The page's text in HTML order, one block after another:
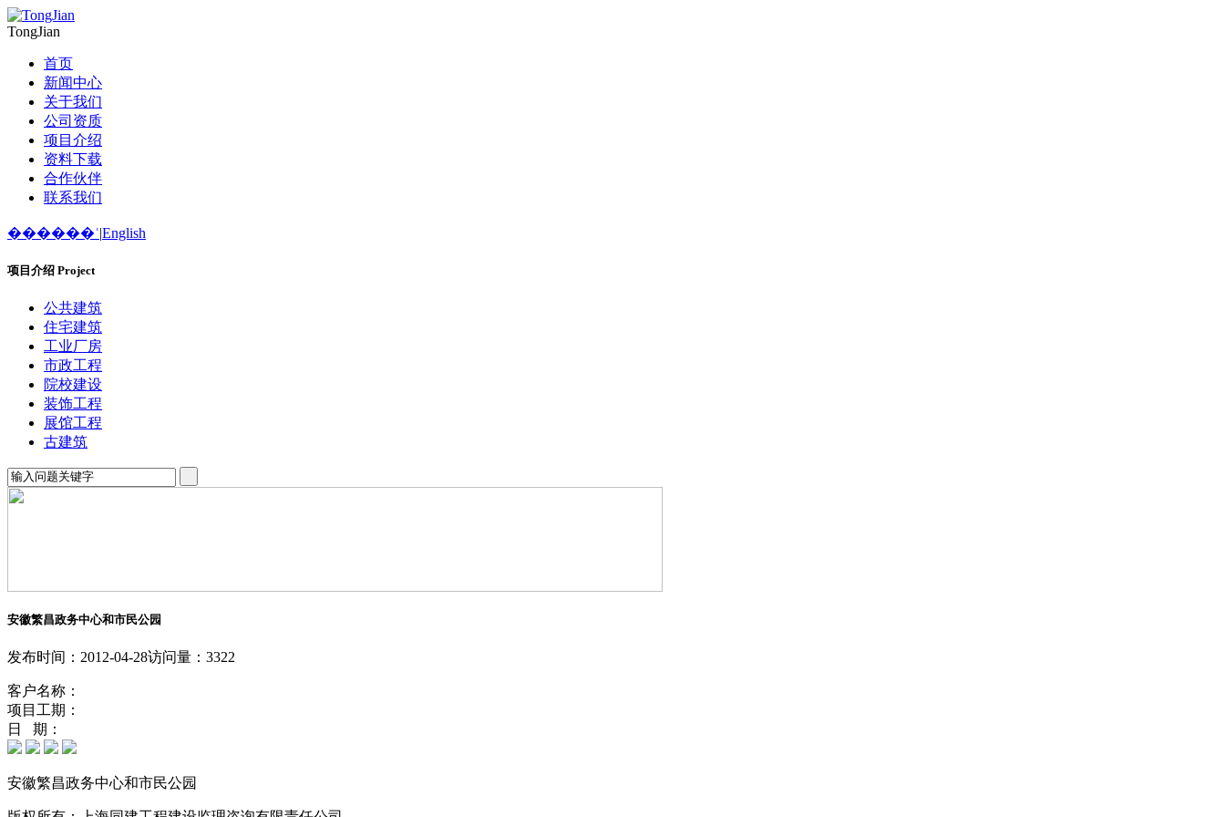
TongJian
首页
新闻中心
关于我们
公司资质
项目介绍
资料下载
合作伙伴
联系我们
������ʿ|English
项目介绍 Project
公共建筑
住宅建筑
工业厂房
市政工程
院校建设
装饰工程
展馆工程
古建筑
安徽繁昌政务中心和市民公园
发布时间：2012-04-28访问量：3322
客户名称：
项目工期：
日 期：
安徽繁昌政务中心和市民公园